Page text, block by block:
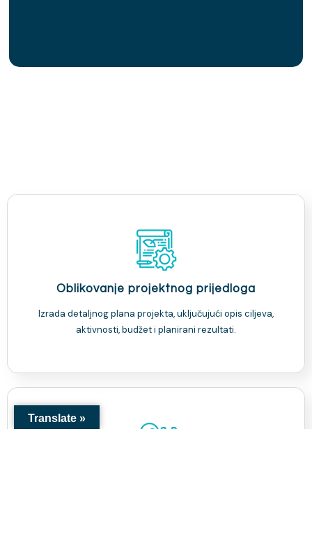
Oblikovanje projektnog prijedloga
Izrada detaljnog plana projekta, uključujući opis ciljeva,
aktivnosti, budžet i planirani rezultati.
Translate »